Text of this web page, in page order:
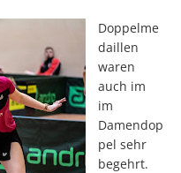
Doppelme
daillen
waren
auch im
im
Damendop
pel sehr
begehrt.